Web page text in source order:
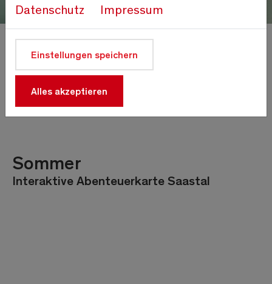
Karten & Pläne
Über den Urlaubsort
Sommer
Interaktive Abenteuerkarte Saastal
Datenschutz Impressum
Einstellungen speichern
Alles akzeptieren